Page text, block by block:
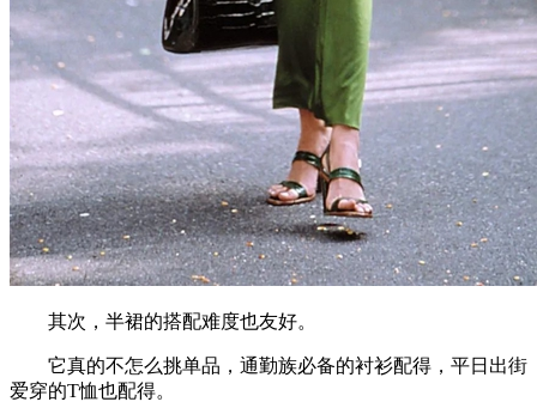
其次，半裙的搭配难度也友好。
它真的不怎么挑单品，通勤族必备的衬衫配得，平日出街
爱穿的T恤也配得。